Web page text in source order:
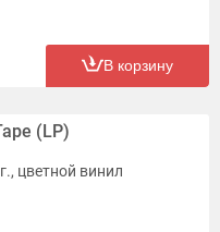
В корзину
(LP)
цветной винил